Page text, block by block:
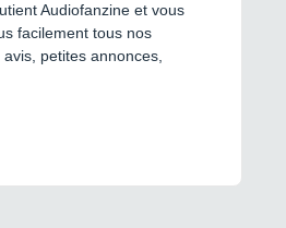
Audiofanzine et vous
facilement tous nos
petites annonces,